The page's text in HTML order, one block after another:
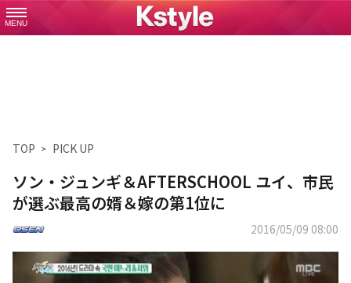
MENU
TOP PICK UP
ソン・ジュンギ＆AFTERSCHOOL ユイ、市民
が選ぶ最高の婿＆嫁の第1位に
2016/05/09 08:00